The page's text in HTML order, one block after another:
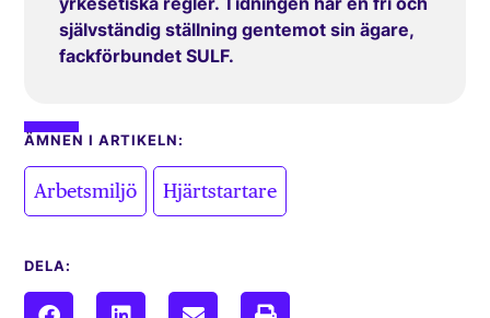
självständig ställning gentemot sin ägare,
fackförbundet SULF.
ÄMNEN I ARTIKELN:
Arbetsmiljö Hjärtstartare
DELA: